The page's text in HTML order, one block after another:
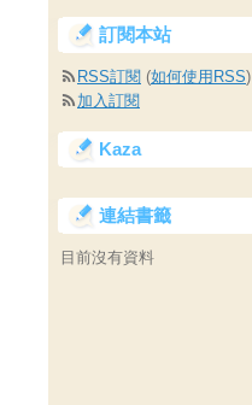
訂閱本站
RSS訂閱 (如何使用RSS)
加入訂閱
Kaza
連結書籤
目前沒有資料